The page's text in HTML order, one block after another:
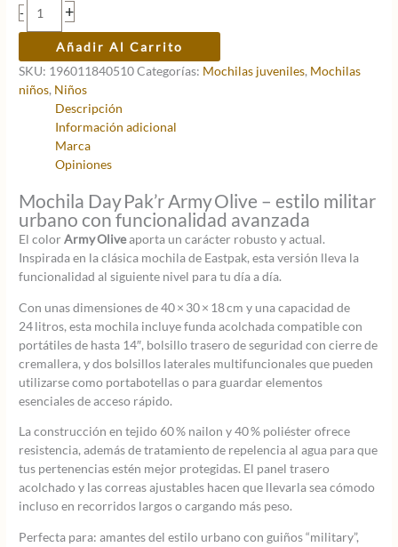
-
Eastpak
Pak’r
Verde
Army
L
cantidad
+
Añadir Al Carrito
SKU: 196011840510Categorías: Mochilas juveniles, Mochilas
niños, Niños
Descripción
Información adicional
Marca
Opiniones
Mochila Day Pak’r Army Olive – estilo militar
urbano con funcionalidad avanzada
El colorArmy Oliveaporta un carácter robusto y actual.
Inspirada en la clásica mochila de Eastpak, esta versión lleva la
funcionalidad al siguiente nivel para tu día a día.
Con unas dimensiones de 40 × 30 × 18 cm y una capacidad de
24 litros, esta mochila incluye funda acolchada compatible con
portátiles de hasta 14″, bolsillo trasero de seguridad con cierre de
cremallera, y dos bolsillos laterales multifuncionales que pueden
utilizarse como portabotellas o para guardar elementos
esenciales de acceso rápido.
La construcción en tejido 60 % nailon y 40 % poliéster ofrece
resistencia, además de tratamiento de repelencia al agua para que
tus pertenencias estén mejor protegidas. El panel trasero
acolchado y las correas ajustables hacen que llevarla sea cómodo
incluso en recorridos largos o cargando más peso.
Perfecta para: amantes del estilo urbano con guiños “military”,